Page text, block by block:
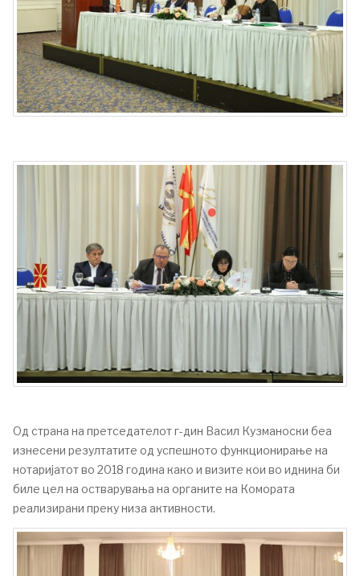
Од страна на претседателот г-дин Васил Кузманоски беа
изнесени резултатите од успешното функционирање на
нотаријатот во 2018 година како и визите кои во иднина би
биле цел на остварувања на органите на Комората
реализирани преку низа активности.